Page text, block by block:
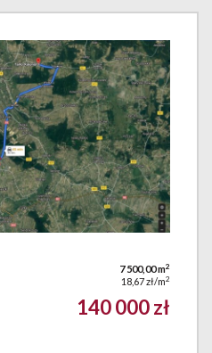
7 500,00 m2
18,67 zł/m2
140 000 zł